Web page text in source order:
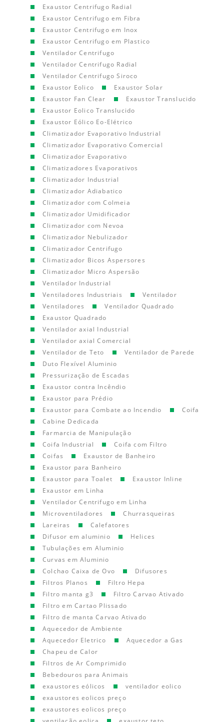
Exaustor Centrifugo Radial
Exaustor Centrifugo em Fibra
Exaustor Centrifugo em Inox
Exaustor Centrifugo em Plastico
Ventilador Centrifugo
Ventilador Centrifugo Radial
Ventilador Centrifugo Siroco
Exaustor Eolico
Exaustor Solar
Exaustor Fan Clear
Exaustor Translucido
Exaustor Eolico Translucido
Exaustor Eólico Eo-Elétrico
Climatizador Evaporativo Industrial
Climatizador Evaporativo Comercial
Climatizador Evaporativo
Climatizadores Evaporativos
Climatizador Industrial
Climatizador Adiabatico
Climatizador com Colmeia
Climatizador Umidificador
Climatizador com Nevoa
Climatizador Nebulizador
Climatizador Centrifugo
Climatizador Bicos Aspersores
Climatizador Micro Aspersão
Ventilador Industrial
Ventiladores Industriais
Ventilador
Ventiladores
Ventilador Quadrado
Exaustor Quadrado
Ventilador axial Industrial
Ventilador axial Comercial
Ventilador de Teto
Ventilador de Parede
Duto Flexível Aluminio
Pressurização de Escadas
Exaustor contra Incêndio
Exaustor para Prédio
Exaustor para Combate ao Incendio
Coifa
Cabine Dedicada
Farmarcia de Manipulação
Coifa Industrial
Coifa com Filtro
Coifas
Exaustor de Banheiro
Exaustor para Banheiro
Exaustor para Toalet
Exaustor Inline
Exaustor em Linha
Ventilador Centrifugo em Linha
Microventiladores
Churrasqueiras
Lareiras
Calefatores
Difusor em aluminio
Helices
Tubulações em Aluminio
Curvas em Aluminio
Colchao Caixa de Ovo
Difusores
Filtros Planos
Filtro Hepa
Filtro manta g3
Filtro Carvao Ativado
Filtro em Cartao Plissado
Filtro de manta Carvao Ativado
Aquecedor de Ambiente
Aquecedor Eletrico
Aquecedor a Gas
Chapeu de Calor
Filtros de Ar Comprimido
Bebedouros para Animais
exaustores eólicos
ventilador eolico
exaustores eolicos preço
exaustores eolicos preço